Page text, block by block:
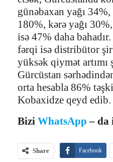
günəbaxan yağı
180%, kərə yağı
isə 47% daha
fərqi isə distribütor
yüksək qiymət
Gürcüstan
orta hesabla 86%
Kobaxidze qeyd edib.
Bizi WhatsApp – da
Share Facebook